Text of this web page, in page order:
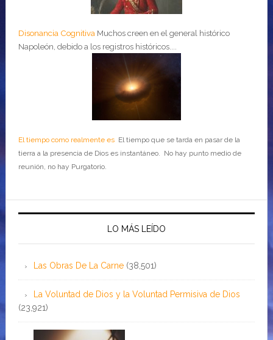
Disonancia Cognitiva Muchos creen en el general histórico
Napoleón, debido a los registros históricos....
El tiempo como realmente esEl tiempo que se tarda en pasar de la
tierra a la presencia de Dios es instantáneo. No hay punto medio de
reunión, no hay Purgatorio.
LO MÁS LEÍDO
Las Obras De La Carne (38,501)
La Voluntad de Dios y la Voluntad Permisiva de Dios
(23,921)